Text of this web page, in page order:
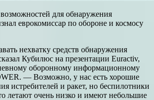
для обнаружения
еврокомиссар по обороне и космосу
нехватку средств обнаружения
Кубилюс на презентации Euractiv,
оборонному информационному
— Возможно, у нас есть хорошие
истребителей и ракет, но беспилотники
летают очень низко и имеют небольшие